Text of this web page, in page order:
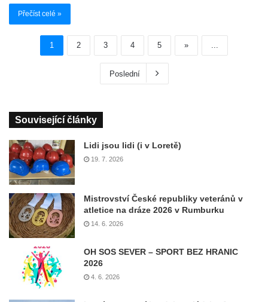
Přečíst celé »
1 2 3 4 5 »
Poslední
Související články
Lidi jsou lidi (i v Loretě)
19. 7. 2026
Mistrovství České republiky veteránů v
atletice na dráze 2026 v Rumburku
14. 6. 2026
OH SOS SEVER – SPORT BEZ HRANIC
2026
4. 6. 2026